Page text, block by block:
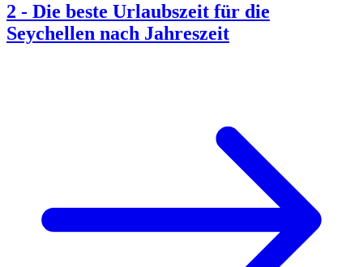
2 - Die beste Urlaubszeit für die
Seychellen nach Jahreszeit